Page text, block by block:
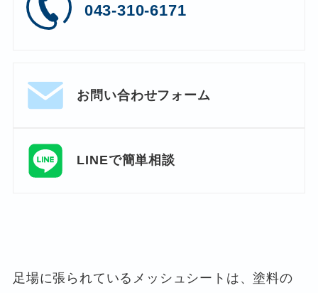
043-310-6171
お問い合わせフォーム
LINEで簡単相談
足場に張られているメッシュシートは、塗料の